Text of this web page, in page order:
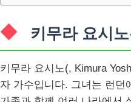
키무라 요시
키무라 요시노(, Kimura
자 가수입니다. 그녀는 런던